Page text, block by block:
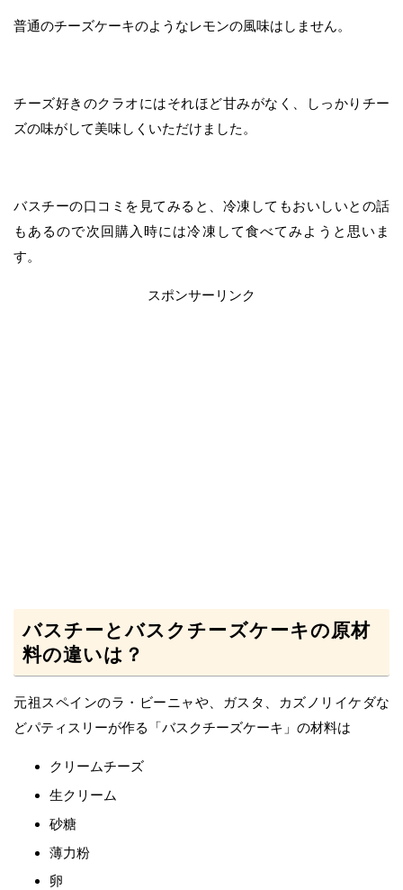
普通のチーズケーキのようなレモンの風味はしません。
チーズ好きのクラオにはそれほど甘みがなく、しっかりチー
ズの味がして美味しくいただけました。
バスチーの口コミを見てみると、冷凍してもおいしいとの話
もあるので次回購入時には冷凍して食べてみようと思いま
す。
スポンサーリンク
バスチーとバスクチーズケーキの原材
料の違いは？
元祖スペインのラ・ビーニャや、ガスタ、カズノリイケダな
どパティスリーが作る「バスクチーズケーキ」の材料は
クリームチーズ
生クリーム
砂糖
薄力粉
卵